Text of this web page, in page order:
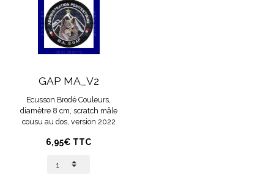
GAP MA_V2
Ecusson Brodé Couleurs,
diamètre 8 cm, scratch mâle
cousu au dos, version 2022
6,95€ TTC